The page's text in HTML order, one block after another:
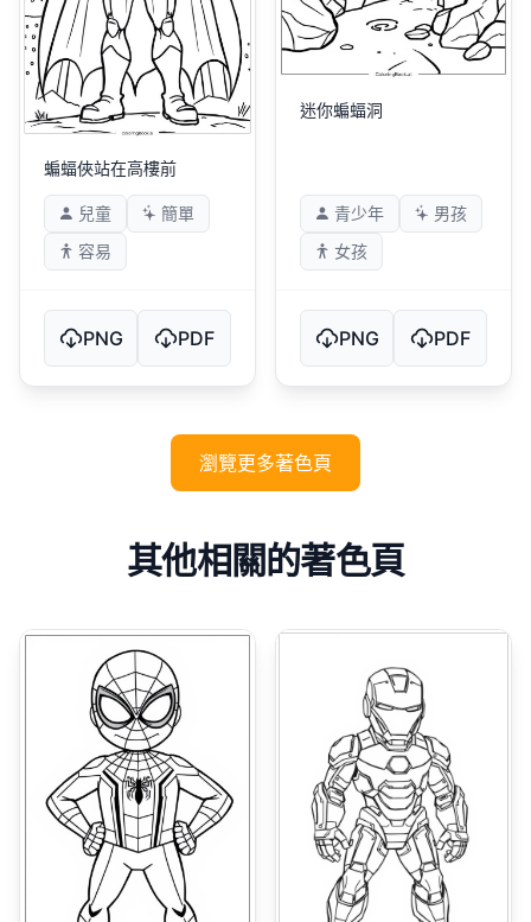
蝙蝠俠站在高樓前
兒童
簡單
容易
PNG PDF
迷你蝙蝠洞
青少年
男孩
女孩
PNG PDF
瀏覽更多著色頁
其他相關的著色頁